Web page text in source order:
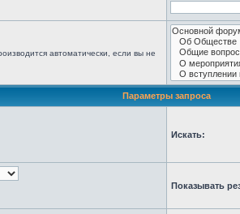
автоматически, если вы не
Параметры запроса
Искать:
Показывать